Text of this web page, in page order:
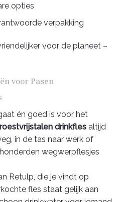
opties
verpakking
voor de planeet –
voor Pasen
én goed is voor het
roestvrijstalen drinkfles altijd
in de tas naar werk of
wegwerpflesjes
Retulp, die je vindt op
fles staat gelijk aan